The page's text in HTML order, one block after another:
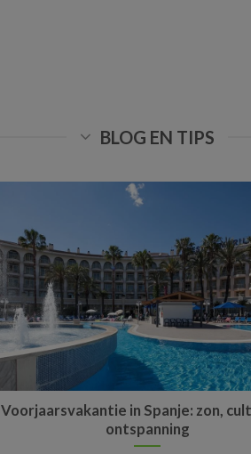
BLOG EN TIPS
Voorjaarsvakantie in Spanje: zon,
ontspanning